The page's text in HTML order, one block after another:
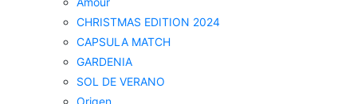
CHRISTMAS EDITION 2024
CAPSULA MATCH
GARDENIA
SOL DE VERANO
Origen